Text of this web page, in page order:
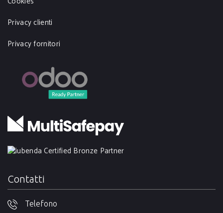
Privacy clienti
Privacy fornitori
Contatti
Telefono